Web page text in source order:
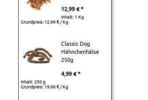
12,99 € *
Inhalt: 1 Kg
Grundpreis: 12,99 € / Kg
Classic Dog
Hähnchenhälse
250g
4,99 € *
Inhalt: 250 g
Grundpreis:19,96 € / Kg